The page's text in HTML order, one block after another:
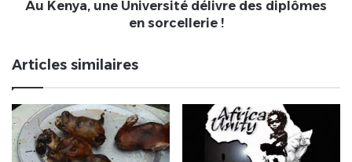
Au Kenya, une Université délivre des diplômes
en sorcellerie !
Articles similaires